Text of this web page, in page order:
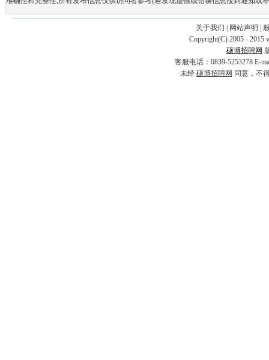
关于我们 网站声明
Copyright(C) 2005 - 2015
硕博招聘网
客服电话：0839-5253278 E-
未经 硕博招聘网 同意，不